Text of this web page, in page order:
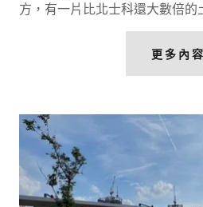
方，有一片比北士科還大數倍的
更多內容